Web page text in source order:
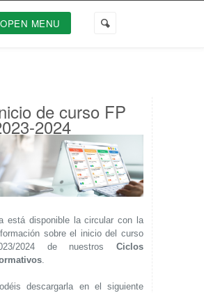
OPEN MENU
de curso FP
2024
está disponible la circular con la
sobre el inicio del curso
2024 de nuestros Ciclos
descargarla en el siguiente